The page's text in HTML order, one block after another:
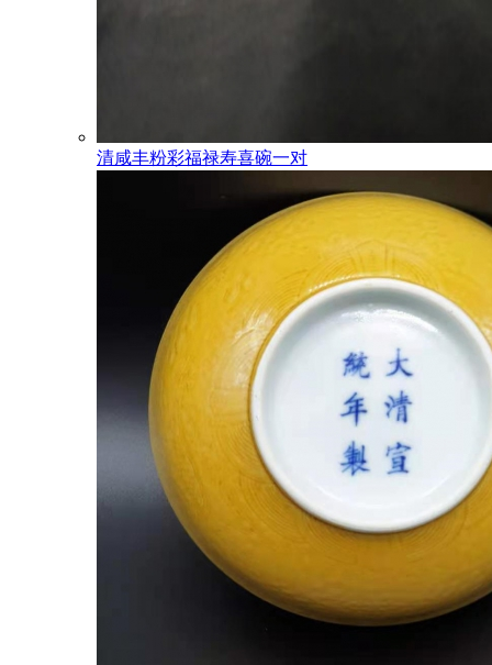
清咸丰粉彩福禄寿喜碗一对